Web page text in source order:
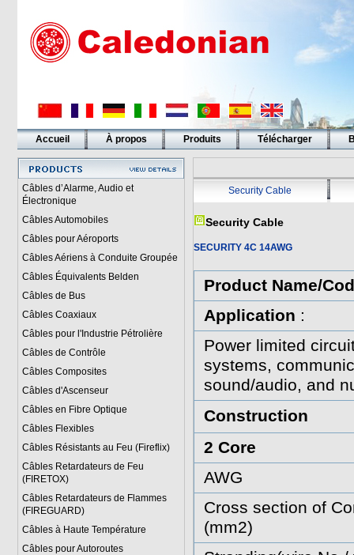
Accueil À propos Produits Télécharger
Liens
Câbles d’Alarme, Audio et
Électronique
Câbles Automobiles
Câbles pour Aéroports
Câbles Aériens à Conduite Groupée
Câbles Équivalents Belden
Câbles de Bus
Câbles Coaxiaux
Câbles pour l'Industrie Pétrolière
Câbles de Contrôle
Câbles Composites
Câbles d'Ascenseur
Câbles en Fibre Optique
Câbles Flexibles
Câbles Résistants au Feu (Fireflix)
Câbles Retardateurs de Feu
(FIRETOX)
Câbles Retardateurs de Flammes
(FIREGUARD)
Câbles à Haute Température
Câbles pour Autoroutes
Security Cable
Security Cable
SECURITY 4C 14AWG
Product Name/
Application :
Power limited
systems,
sound/audio, and
Construction
2 Core
AWG
Cross section of
(mm2)